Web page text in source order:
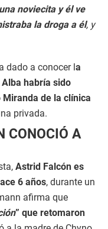
noviecita y él ve
la droga a él, y
dado a conocer la
habría sido
de la clínica
privada.
CONOCIÓ A
Astrid Falcón es
6 años, durante un
afirma que
” que retomaron